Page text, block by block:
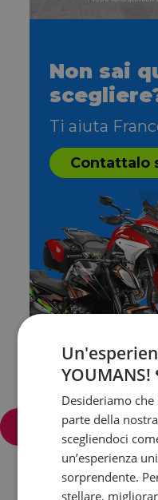
Non sai
Ti aiuta
Contattalo
Filtra e ordina
Desideriamo
parte della
scegliendoci
un’esperienza
sorprendente.
stellare,